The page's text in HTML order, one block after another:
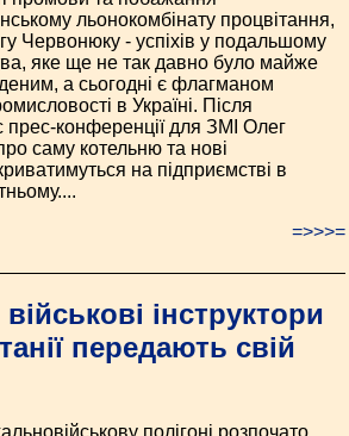
льонокомбінату процвітання,
Червонюку - успіхів у подальшому
яке ще не так давно було майже
а сьогодні є флагманом
в Україні. Після
прес-конференції для ЗМІ Олег
саму котельню та нові
на підприємстві в
=>>>=
інструктори
передають свій
полігоні розпочато